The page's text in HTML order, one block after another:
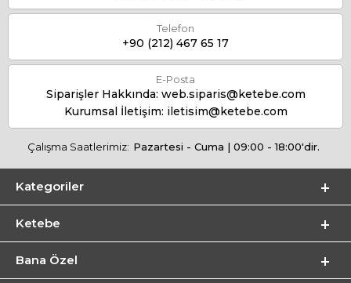
Telefon
+90 (212) 467 65 17
E-Posta
Siparişler Hakkında: web.siparis@ketebe.com
Kurumsal İletişim: iletisim@ketebe.com
Çalışma Saatlerimiz: Pazartesi - Cuma | 09:00 - 18:00'dir.
Kategoriler
Ketebe
Bana Özel